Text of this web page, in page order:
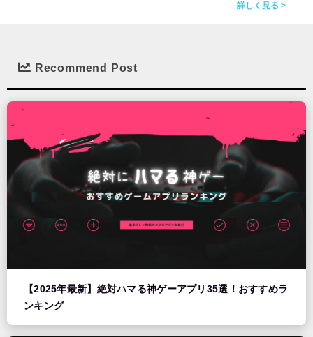
詳しく見る >
Recommend Post
【2025年最新】絶対ハマる神ゲーアプリ35選！おすすめラ
ンキング